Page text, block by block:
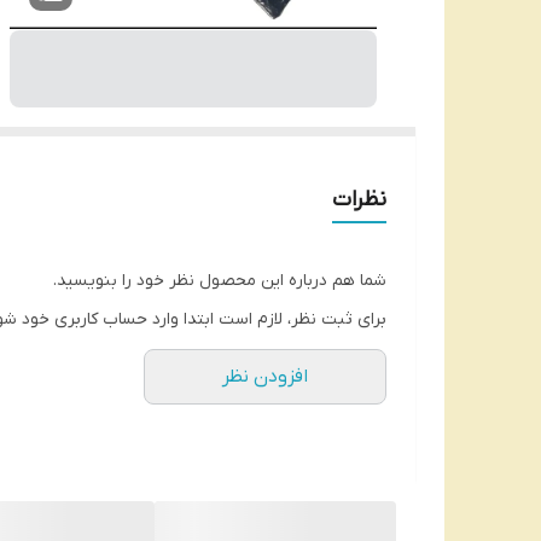
نظرات
شما هم درباره این محصول نظر خود را بنویسید.
برای ثبت نظر، لازم است ابتدا وارد حساب کاربری خود
افزودن نظر